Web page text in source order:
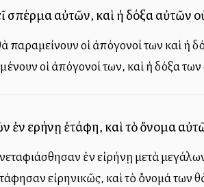
σπέρμα αὐτῶν, καὶ ἡ δόξα αὐτῶν
οἱ ἀπόγονοί των καὶ ἡ
οἱ ἀπόγονοί των, καὶ ἡ δόξα
εἰρήνῃ ἐτάφη, καὶ τὸ ὄνομα
ἐν εἰρήνῃ μετὰ
εἰρηνικῶς, καὶ τὸ ὄνομά των θὰ